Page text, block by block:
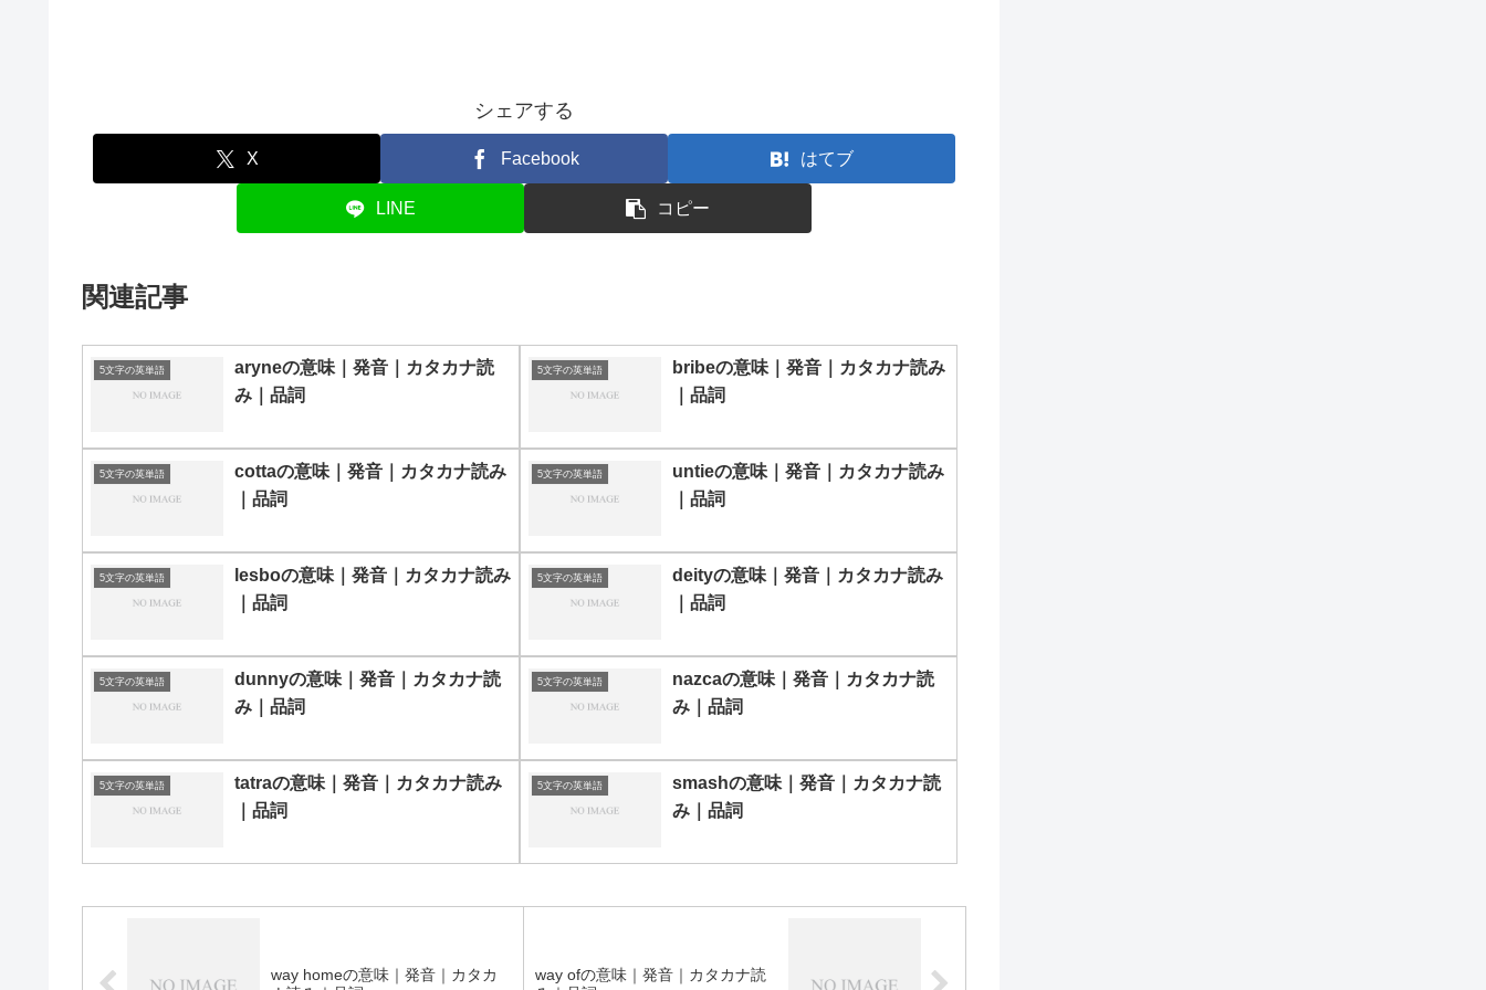
シェアする
X Facebook はてブ
LINE コピー
関連記事
5文字の英単語
aryneの意味｜発音｜カタカナ読
み｜品詞
5文字の英単語
bribeの意味｜発音｜カタカナ読み
｜品詞
5文字の英単語
cottaの意味｜発音｜カタカナ読み
｜品詞
5文字の英単語
untieの意味｜発音｜カタカナ読み
｜品詞
5文字の英単語
lesboの意味｜発音｜カタカナ読み
｜品詞
5文字の英単語
deityの意味｜発音｜カタカナ読み
｜品詞
5文字の英単語
dunnyの意味｜発音｜カタカナ読
み｜品詞
5文字の英単語
nazcaの意味｜発音｜カタカナ読
み｜品詞
5文字の英単語
tatraの意味｜発音｜カタカナ読み
｜品詞
5文字の英単語
smashの意味｜発音｜カタカナ読
み｜品詞
way homeの意味｜発音｜カタカ
way ofの意味｜発音｜カタカナ読